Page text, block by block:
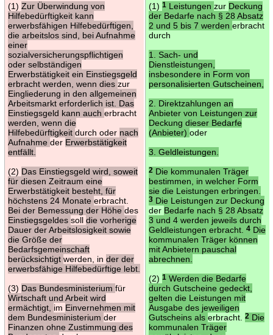
(1) Zur Überwindung von
Hilfebedürftigkeit kann
erwerbsfähigen Hilfebedürftigen,
die arbeitslos sind, bei Aufnahme
einer
sozialversicherungspflichtigen
oder selbständigen
Erwerbstätigkeit ein Einstiegsgeld
erbracht werden, wenn dies zur
Eingliederung in den allgemeinen
Arbeitsmarkt erforderlich ist. Das
Einstiegsgeld kann auch erbracht
werden, wenn die
Hilfebedürftigkeit durch oder nach
Aufnahme der Erwerbstätigkeit
entfällt.
(2) Das Einstiegsgeld wird, soweit
für diesen Zeitraum eine
Erwerbstätigkeit besteht, für
höchstens 24 Monate erbracht.
Bei der Bemessung der Höhe des
Einstiegsgeldes soll die vorherige
Dauer der Arbeitslosigkeit sowie
die Größe der
Bedarfsgemeinschaft
berücksichtigt werden, in der der
erwerbsfähige Hilfebedürftige lebt.
(3) Das Bundesministerium für
Wirtschaft und Arbeit wird
ermächtigt, im Einvernehmen mit
dem Bundesministerium der
Finanzen ohne Zustimmung des
(1) 1Leistungen zur Deckung
der Bedarfe nach § 28 Absatz
2 und 5 bis 7 werden erbracht
durch
1. Sach- und
Dienstleistungen,
insbesondere in Form von
personalisierten Gutscheinen,
2. Direktzahlungen an
Anbieter von Leistungen zur
Deckung dieser Bedarfe
(Anbieter) oder
3. Geldleistungen.
2Die kommunalen Träger
bestimmen, in welcher Form
sie die Leistungen erbringen.
3Die Leistungen zur Deckung
der Bedarfe nach § 28 Absatz
3 und 4 werden jeweils durch
Geldleistungen erbracht.
4Die
kommunalen Träger können
mit Anbietern pauschal
abrechnen.
(2) 1Werden die Bedarfe
durch Gutscheine gedeckt,
gelten die Leistungen mit
Ausgabe des jeweiligen
Gutscheins als erbracht. 2Die
kommunalen Träger